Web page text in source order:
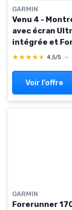
GARMIN
Venu 4 -
avec écran
intégrée et
avec Bracelet
★★★★★
★★★★★ 4,5/5 —
Voir l'offre
GARMIN
Forerunner